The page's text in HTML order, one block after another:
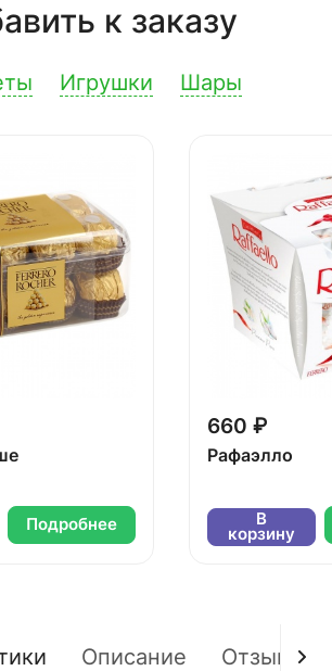
к заказу
Игрушки Шары
Подробнее
660 ₽
Рафаэлло
В
корзину
Описание Отзывы